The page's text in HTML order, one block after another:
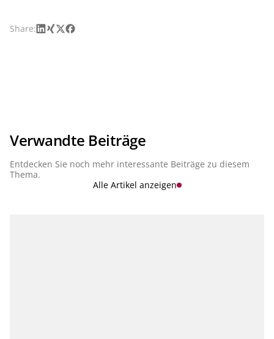
Share:LinkedIn
Xing
X Facebook
Verwandte Beiträge
Entdecken Sie noch mehr interessante Beiträge zu diesem
Thema.
Alle Artikel anzeigen